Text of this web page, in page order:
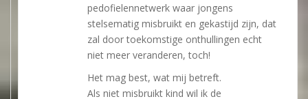
pedofielennetwerk waar jongens
stelsematig misbruikt en gekastijd zijn, dat
zal door toekomstige onthullingen echt
niet meer veranderen, toch!
Het mag best, wat mij betreft.
Als niet misbruikt kind wil ik de